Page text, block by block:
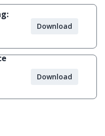
Download
Download